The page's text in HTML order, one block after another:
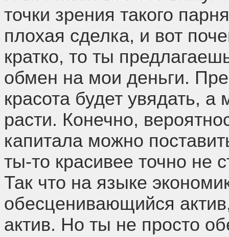
точки зрения такого
плохая сделка, и вот
кратко, то ты
обмен на мои деньги.
красота будет увядать, а
расти. Конечно,
капитала можно
ты-то красивее точно не
Так что на языке
обесценивающийся
актив. Но ты не просто